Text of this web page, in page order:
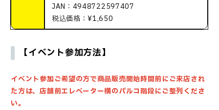
JAN：4948722597407
税込価格：¥1,650
【イベント参加方法】
イベント参加ご希望の方で商品販売開始時間前にご来店され
た方は、店舗前エレベーター横のパルコ階段にご整列くださ
い。